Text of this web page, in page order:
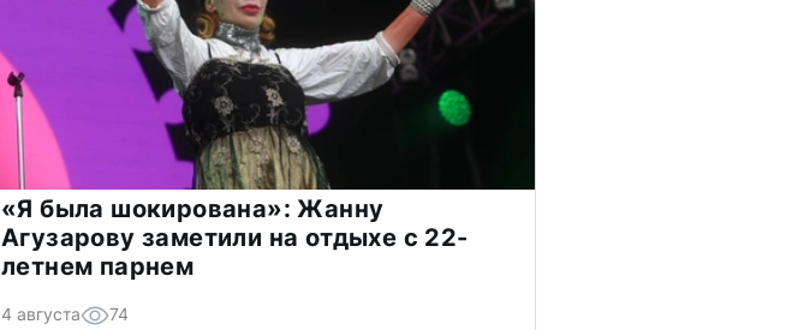
«Я была шокирована»: Жанну
Агузарову заметили на отдыхе с 22-
летнем парнем
4 августа 74